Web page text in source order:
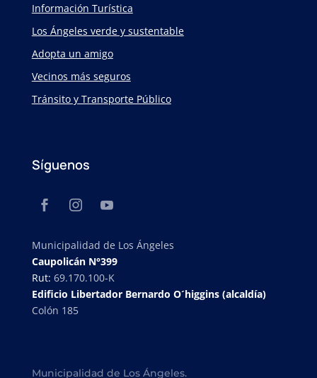
Información Turística
Los Ángeles verde y sustentable
Adopta un amigo
Vecinos más seguros
Tránsito y Transporte Público
Síguenos
Municipalidad de Los Ángeles
Caupolicán N°399
Rut: 69.170.100-K
Edificio Libertador Bernardo O´higgins (alcaldía)
Colón 185
Municipalidad de Los Ángeles.